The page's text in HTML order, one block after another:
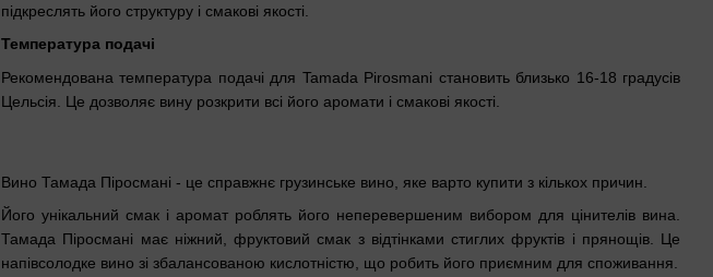
підкреслять його структуру і смакові якості.
Температура подачі
Рекомендована температура подачі для Tamada Pirosmani становить близько 16-18 градусів
Цельсія. Це дозволяє вину розкрити всі його аромати і смакові якості.
Вино Тамада Піросмані - це справжнє грузинське вино, яке варто купити з кількох причин.
Його унікальний смак і аромат роблять його неперевершеним вибором для цінителів вина.
Тамада Піросмані має ніжний, фруктовий смак з відтінками стиглих фруктів і прянощів. Це
напівсолодке вино зі збалансованою кислотністю, що робить його приємним для споживання.